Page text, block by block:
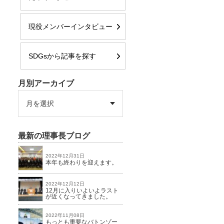
現役メンバーインタビュー
SDGsから記事を探す
月別アーカイブ
最新の理事長ブログ
2022年12月31日
本年も終わりを迎えます。
2022年12月12日
12月に入りいよいよラスト
が近くなってきました。
2022年11月08日
もっとも重要なバトンゾー